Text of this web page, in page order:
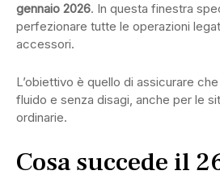
gennaio 2026. In questa finestra
perfezionare tutte le operazioni
accessori.
L’obiettivo è quello di assicurare
fluido e senza disagi, anche per le
ordinarie.
Cosa succede il